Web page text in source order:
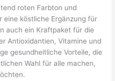
roten Farbton und
eine köstliche Ergänzung für
auch ein Kraftpaket für die
Antioxidantien, Vitamine und
gesundheitliche Vorteile, die
Wahl für alle machen,